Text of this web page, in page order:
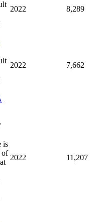
2022 8,289
2022 7,662
is
of
2022 11,207